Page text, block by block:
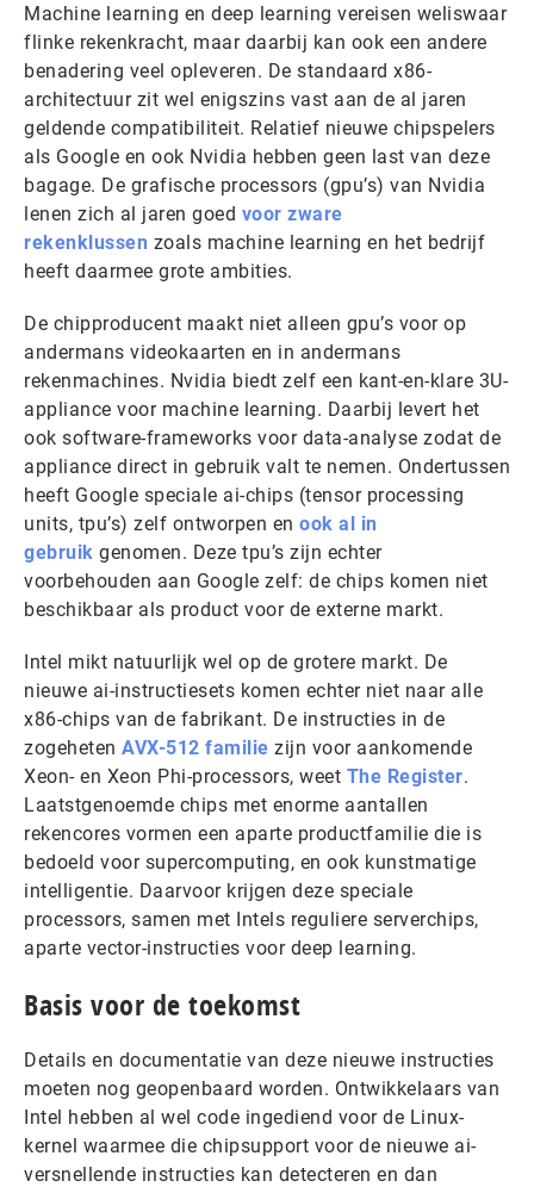
Machine learning en deep learning vereisen weliswaar
flinke rekenkracht, maar daarbij kan ook een andere
benadering veel opleveren. De standaard x86-
architectuur zit wel enigszins vast aan de al jaren
geldende compatibiliteit. Relatief nieuwe chipspelers
als Google en ook Nvidia hebben geen last van deze
bagage. De grafische processors (gpu’s) van Nvidia
lenen zich al jaren goed voor zware
rekenklussen zoals machine learning en het bedrijf
heeft daarmee grote ambities.
De chipproducent maakt niet alleen gpu’s voor op
andermans videokaarten en in andermans
rekenmachines. Nvidia biedt zelf een kant-en-klare 3U-
appliance voor machine learning. Daarbij levert het
ook software-frameworks voor data-analyse zodat de
appliance direct in gebruik valt te nemen. Ondertussen
heeft Google speciale ai-chips (tensor processing
units, tpu’s) zelf ontworpen en ook al in
gebruik genomen. Deze tpu’s zijn echter
voorbehouden aan Google zelf: de chips komen niet
beschikbaar als product voor de externe markt.
Intel mikt natuurlijk wel op de grotere markt. De
nieuwe ai-instructiesets komen echter niet naar alle
x86-chips van de fabrikant. De instructies in de
zogeheten AVX-512 familie zijn voor aankomende
Xeon- en Xeon Phi-processors, weet The Register.
Laatstgenoemde chips met enorme aantallen
rekencores vormen een aparte productfamilie die is
bedoeld voor supercomputing, en ook kunstmatige
intelligentie. Daarvoor krijgen deze speciale
processors, samen met Intels reguliere serverchips,
aparte vector-instructies voor deep learning.
Basis voor de toekomst
Details en documentatie van deze nieuwe instructies
moeten nog geopenbaard worden. Ontwikkelaars van
Intel hebben al wel code ingediend voor de Linux-
kernel waarmee die chipsupport voor de nieuwe ai-
versnellende instructies kan detecteren en dan